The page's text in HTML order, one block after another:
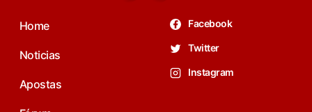
Home
Noticias
Apostas
Facebook
Twitter
Instagram